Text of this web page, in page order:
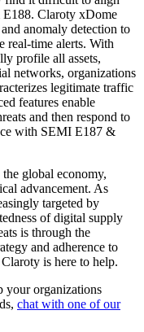
Claroty xDome
anomaly detection to
real-time alerts. With
profile all assets,
networks, organizations
legitimate traffic
features enable
and then respond to
with SEMI E187 &
global economy,
advancement. As
targeted by
of digital supply
is through the
and adherence to
is here to help.
your organizations
chat with one of our